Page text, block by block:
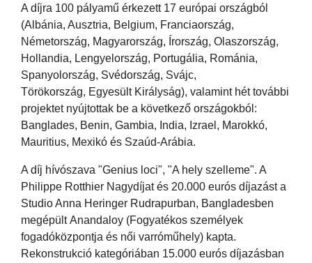
A díjra 100 pályamű érkezett 17 európai országból
(Albánia, Ausztria, Belgium, Franciaország,
Németország, Magyarország, Írország, Olaszország,
Hollandia, Lengyelország, Portugália, Románia,
Spanyolország, Svédország, Svájc,
Törökország, Egyesült Királyság), valamint hét további
projektet nyújtottak be a következő országokból:
Banglades, Benin, Gambia, India, Izrael, Marokkó,
Mauritius, Mexikó és Szaúd-Arábia.
A díj hívószava "Genius loci", "A hely szelleme". A
Philippe Rotthier Nagydíjat és 20.000 eurós díjazást a
Studio Anna Heringer Rudrapurban, Bangladesben
megépült Anandaloy (Fogyatékos személyek
fogadóközpontja és női varróműhely) kapta.
Rekonstrukció kategóriában 15.000 eurós díjazásban